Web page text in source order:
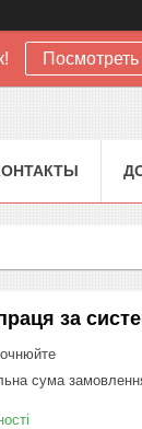
Посмотреть
за
сума